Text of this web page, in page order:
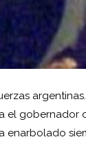
el gobernador
enarbolado